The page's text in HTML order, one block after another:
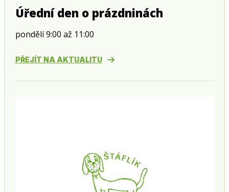
Úřední den o prázdninách
pondělí 9:00 až 11:00
PŘEJÍT NA AKTUALITU